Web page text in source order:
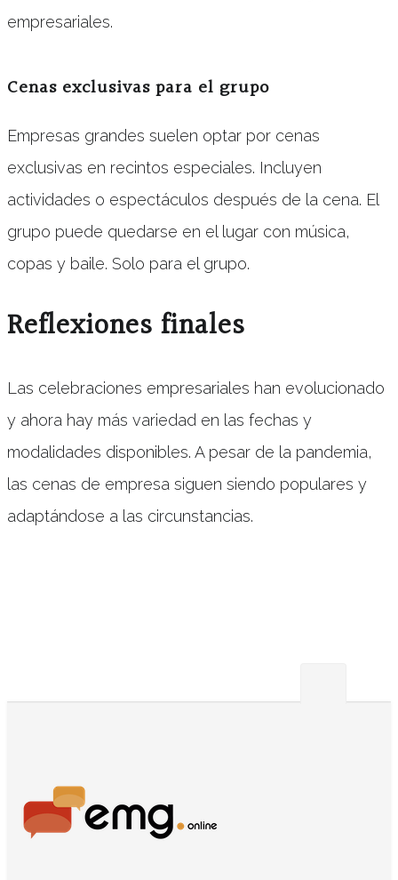
empresariales.
Cenas exclusivas para el grupo
Empresas grandes suelen optar por cenas
exclusivas en recintos especiales. Incluyen
actividades o espectáculos después de la cena. El
grupo puede quedarse en el lugar con música,
copas y baile. Solo para el grupo.
Reflexiones finales
Las celebraciones empresariales han evolucionado
y ahora hay más variedad en las fechas y
modalidades disponibles. A pesar de la pandemia,
las cenas de empresa siguen siendo populares y
adaptándose a las circunstancias.